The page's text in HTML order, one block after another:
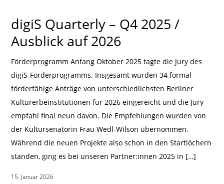
digiS Quarterly – Q4 2025 /
Ausblick auf 2026
Förderprogramm Anfang Oktober 2025 tagte die Jury des
digiS-Förderprogramms. Insgesamt wurden 34 formal
förderfähige Anträge von unterschiedlichsten Berliner
Kulturerbeinstitutionen für 2026 eingereicht und die Jury
empfahl final neun davon. Die Empfehlungen wurden von
der Kultursenatorin Frau Wedl-Wilson übernommen.
Während die neuen Projekte also schon in den Startlöchern
standen, ging es bei unseren Partner:innen 2025 in […]
15. Januar 2026